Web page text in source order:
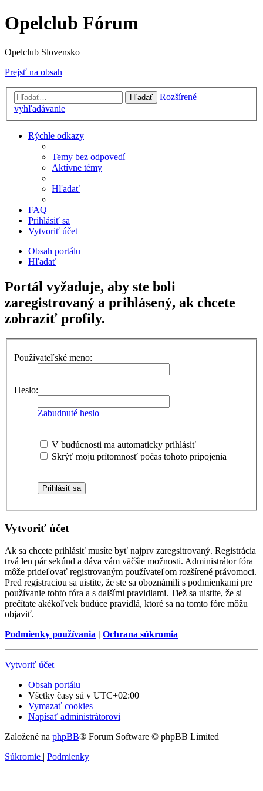
Opelclub Fórum
Opelclub Slovensko
Prejsť na obsah
Hľadať
Rozšírené
vyhľadávanie
Rýchle odkazy
Temy bez odpovedí
Aktívne témy
Hľadať
FAQ
Prihlásiť sa
Vytvoriť účet
Obsah portálu
Hľadať
Portál vyžaduje, aby ste boli
zaregistrovaný a prihlásený, ak chcete
zobraziť profily.
Používateľské meno:
Heslo:
Zabudnuté heslo
V budúcnosti ma automaticky prihlásiť
Skrýť moju prítomnosť počas tohoto pripojenia
Vytvoriť účet
Ak sa chcete prihlásiť musíte byť najprv zaregsitrovaný. Registrácia
trvá len pár sekúnd a dáva vám väčšie možnosti. Administrátor fóra
môže prideľovať registrovaným používateľom rozšírené právomoci.
Pred registraciou sa uistite, že ste sa oboznámili s podmienkami pre
používanie tohto fóra a s dalšími pravidlami. Tiež sa uistite, že si
prečítate akékoľvek budúce pravidlá, ktoré sa na tomto fóre môžu
objaviť.
Podmienky používania | Ochrana súkromia
Vytvoriť účet
Obsah portálu
Všetky časy sú v UTC+02:00
Vymazať cookies
Napísať administrátorovi
Založené na phpBB® Forum Software © phpBB Limited
Súkromie | Podmienky